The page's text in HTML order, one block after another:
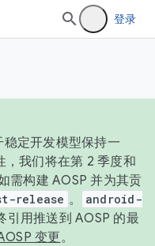
登录
定开发模型保持一
，我们将在第 2 季度和
需构建 AOSP 并为其贡
release 。
android-
引用推送到 AOSP 的最
变更。